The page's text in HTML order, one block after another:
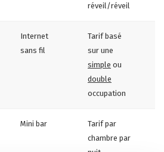
réveil/réveil
Internet
sans fil
Tarif basé
sur une
simple ou
double
occupation
Mini bar
Tarif par
chambre par